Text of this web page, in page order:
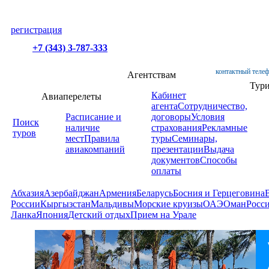
регистрация
+7 (343) 3-787-333
контактный
Поиск
туров
Авиаперелеты
Расписание и
наличие
местПравила
авиакомпаний
Агентствам
Кабинет
агентаСотрудничество,
договорыУсловия
страхованияРекламные
турыСеминары,
презентацииВыдача
документовСпособы
оплаты
АбхазияАзербайджанАрменияБеларусьБосния и Герцеговина
РоссииКыргызстанМальдивыМорские круизыОАЭОман
ЛанкаЯпонияДетский отдыхПрием на Урале